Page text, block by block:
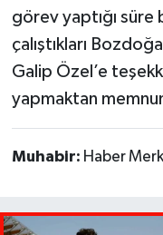
görev yaptığı
çalıştıkları
Galip Özel’e
yapmaktan
Muhabir: Haber